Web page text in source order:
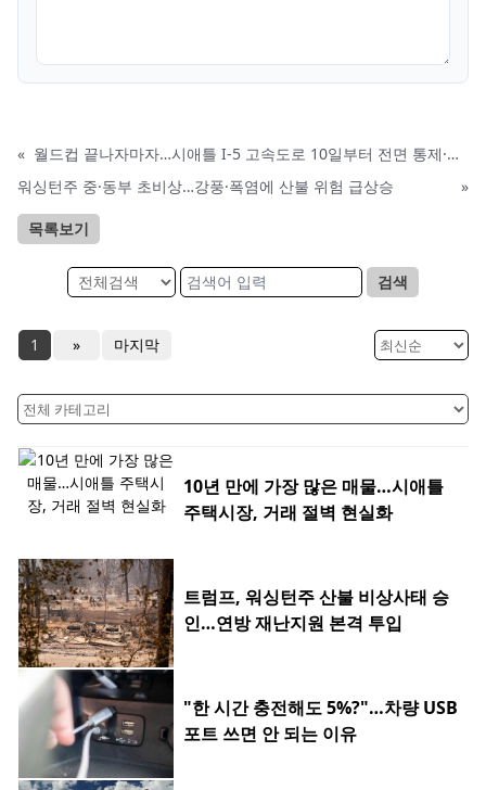
«
월드컵 끝나자마자…시애틀 I-5 고속도로 10일부터 전면 통제·보수 재개
워싱턴주 중·동부 초비상…강풍·폭염에 산불 위험 급상승
»
목록보기
검색
1 » 마지막
10년 만에 가장 많은 매물…시애틀
주택시장, 거래 절벽 현실화
트럼프, 워싱턴주 산불 비상사태 승
인…연방 재난지원 본격 투입
"한 시간 충전해도 5%?"…차량 USB
포트 쓰면 안 되는 이유